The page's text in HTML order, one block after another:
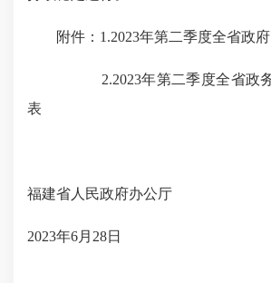
附件：1.2023年第二季度全省政府
2.2023年第二季度全省政务
表
福建省人民政府办公厅
2023年6月28日